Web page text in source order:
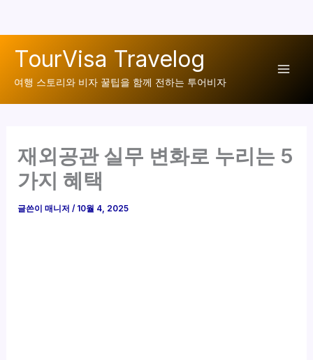
TourVisa Travelog
여행 스토리와 비자 꿀팁을 함께 전하는 투어비자
재외공관 실무 변화로 누리는 5
가지 혜택
글쓴이매니저/ 10월 4, 2025